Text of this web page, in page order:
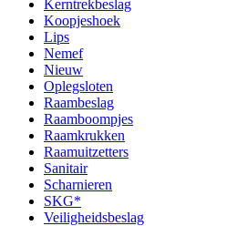
Kerntrekbeslag
Koopjeshoek
Lips
Nemef
Nieuw
Oplegsloten
Raambeslag
Raamboompjes
Raamkrukken
Raamuitzetters
Sanitair
Scharnieren
SKG*
Veiligheidsbeslag